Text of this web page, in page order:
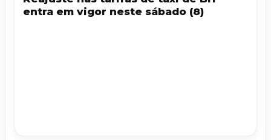
entra em vigor neste sábado (8)